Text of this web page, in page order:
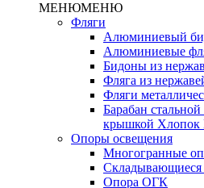
МЕНЮМЕНЮ
Фляги
Алюминиевый
Алюминиевые
Бидоны из
Фляга из
Фляги
Барабан
крышкой Хлопок
Опоры освещения
Многогранные
Опора ОГК